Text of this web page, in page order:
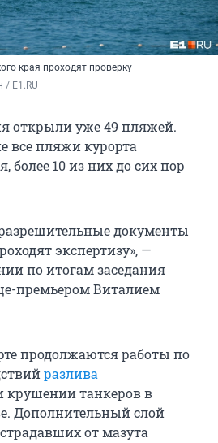
края проходят проверку
E1.RU
открыли уже 49 пляжей.
все пляжи курорта
более 10 из них до сих пор
документы
экспертизу», —
по итогам заседания
премьером Виталием
продолжаются работы по
разлива
крушении танкеров в
Дополнительный слой
от мазута